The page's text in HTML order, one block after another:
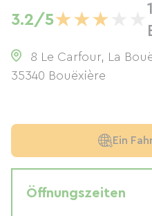
3.2/5★★★
8 Le Carfour, La
35340 Bouëxière
Ein
Öffnungszeiten